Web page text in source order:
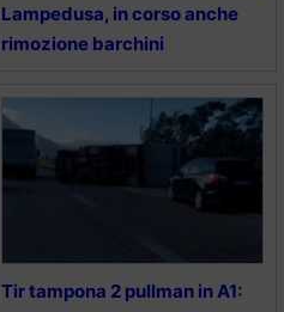
Lampedusa, in corso anche
rimozione barchini
Tir tampona 2 pullman in A1: